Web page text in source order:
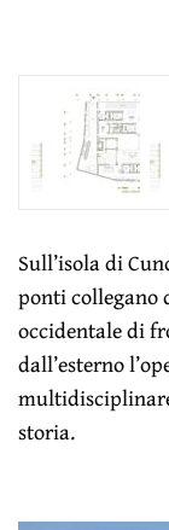
Sull’isola di
ponti collegano
occidentale di
dall’esterno
storia.